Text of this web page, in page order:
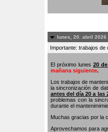
lunes, 20. abril 2026
Importante: trabajos de
El próximo lunes 20
mañana siguiente.
Los trabajos de
la sincronización de
antes del día 20 a las
problemas con la
durante el
Muchas gracias por la
Aprovechamos para